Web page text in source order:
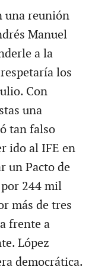
una reunión
Manuel
a la
los
Con
una
tan falso
ido al IFE en
un Pacto de
244 mil
más de tres
frente a
López
democrática.